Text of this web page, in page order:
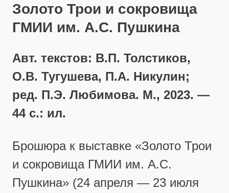
Золото Трои и сокровища
ГМИИ им. А.С. Пушкина
Авт. текстов: В.П. Толстиков,
О.В. Тугушева, П.А. Никулин;
ред. П.Э. Любимова. М., 2023. —
44 с.: ил.
Брошюра к выставке «Золото Трои
и сокровища ГМИИ им. А.С.
Пушкина» (24 апреля — 23 июля